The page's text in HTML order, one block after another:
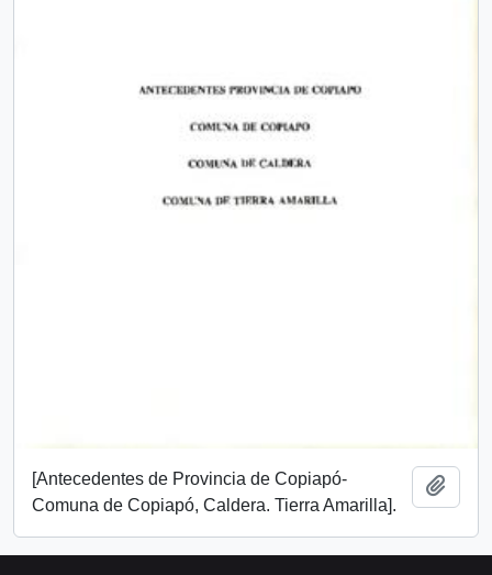
[Antecedentes de Provincia de Copiapó-
Comuna de Copiapó, Caldera. Tierra Amarilla].